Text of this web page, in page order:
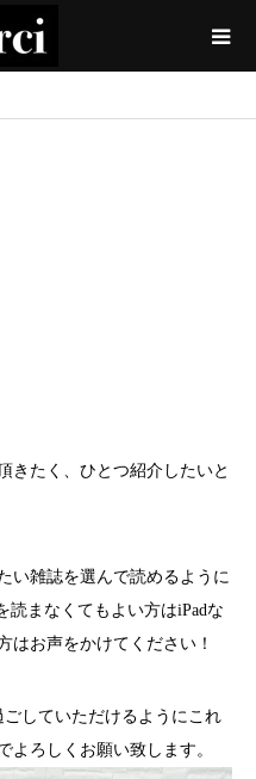
きたく、ひとつ紹介したいと
い雑誌を選んで読めるように
まなくてもよい方はiPadな
はお声をかけてください！
していただけるようにこれ
よろしくお願い致します。